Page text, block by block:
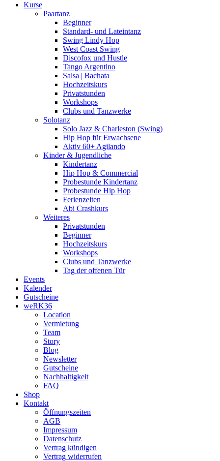
Kurse
Paartanz
Beginner
Standard- und Lateintanz
Swing Lindy Hop
West Coast Swing
Discofox und Hustle
Tango Argentino
Salsa | Bachata
Hochzeitskurs
Privatstunden
Workshops
Clubs und Tanzwerke
Solotanz
Solo Jazz & Charleston (Swing)
Hip Hop für Erwachsene
Aktiv 60+ Agilando
Kinder & Jugendliche
Kindertanz
Hip Hop & Commercial
Probestunde Kindertanz
Probestunde Hip Hop
Ferienzeiten
Abi Crashkurs
Weiteres
Privatstunden
Beginner
Hochzeitskurs
Workshops
Clubs und Tanzwerke
Tag der offenen Tür
Events
Kalender
Gutscheine
weRK36
Location
Vermietung
Team
Story
Blog
Newsletter
Gutscheine
Nachhaltigkeit
FAQ
Shop
Kontakt
Öffnungszeiten
AGB
Impressum
Datenschutz
Vertrag kündigen
Vertrag widerrufen